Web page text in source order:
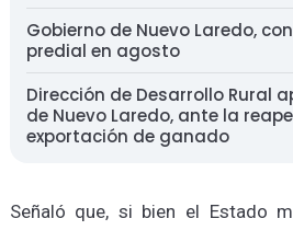
Gobierno de Nuevo Laredo,
predial en agosto
Dirección de Desarrollo Rural
de Nuevo Laredo, ante la
exportación de ganado
Señaló que, si bien el Estado